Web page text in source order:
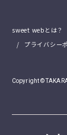
sweet webとは？
プライバシー
Copyright ©